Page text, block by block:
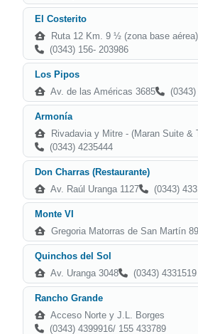
El Costerito
Ruta 12 Km. 9 ½ (zona base aérea)
(0343) 156- 203986
Los Pipos
Av. de las Américas 3685
Armonía
Rivadavia y Mitre - (Maran Suite &
(0343) 4235444
Don Charras (Restaurante)
Av. Raúl Uranga 1127
(0343)
Monte VI
Gregoria Matorras de San Martín
Quinchos del Sol
Av. Uranga 3048
(0343) 4331519
Rancho Grande
Acceso Norte y J.L. Borges
(0343) 4399916/ 155 433789